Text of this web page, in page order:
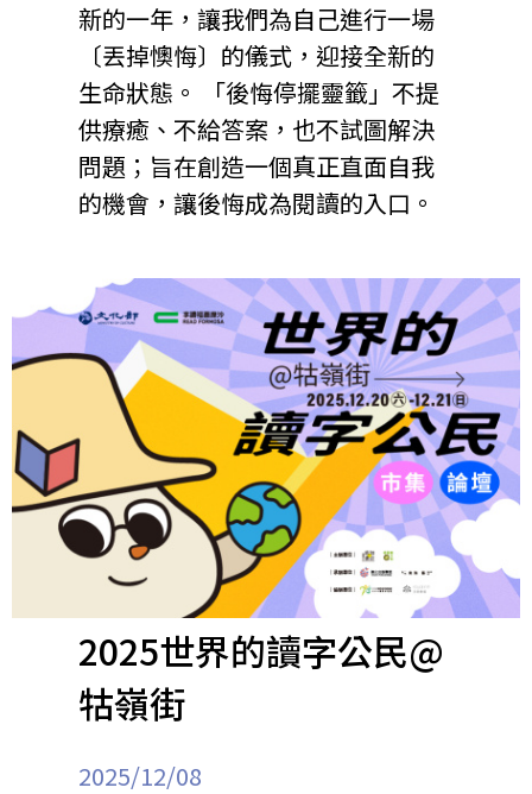
新的一年，讓我們為自己進行一場
〔丟掉懊悔〕的儀式，迎接全新的
生命狀態。 「後悔停擺靈籤」不提
供療癒、不給答案，也不試圖解決
問題；旨在創造一個真正直面自我
的機會，讓後悔成為閱讀的入口。
2025世界的讀字公民@
牯嶺街
2025/12/08